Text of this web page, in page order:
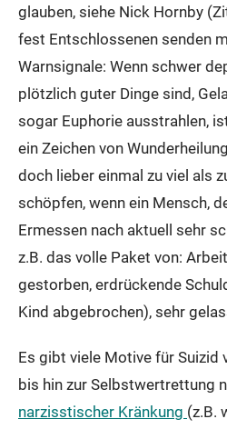
glauben, siehe Nick Hornby
fest Entschlossenen senden
Warnsignale: Wenn schwer
plötzlich guter Dinge sind,
sogar Euphorie ausstrahlen,
ein Zeichen von
doch lieber einmal zu viel als
schöpfen, wenn ein Mensch,
Ermessen nach aktuell sehr
z.B. das volle Paket von:
gestorben, erdrückende
Kind abgebrochen), sehr
Es gibt viele Motive für Suizid
bis hin zur Selbstwertrettung
narzisstischer Kränkung (z.B.